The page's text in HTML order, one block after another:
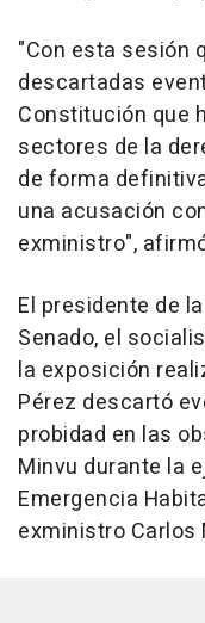
"Con esta sesión
descartadas
Constitución que
sectores de la
de forma
una acusación
exministro",
El presidente de
Senado, el
la exposición
Pérez descartó
probidad en las
Minvu durante la
Emergencia
exministro Carlos